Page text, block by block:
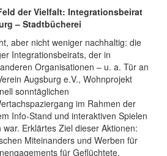
der Vielfalt: Integrationsbeirat
– Stadtbücherei
aber nicht weniger nachhaltig: die
Integrationsbeirats, der in
Organisationen – u. a. Tür an
Augsburg e.V., Wohnprojekt
sonntäglichen
im Rahmen der
Info-Stand und interaktiven Spielen
Erklärtes Ziel dieser Aktionen:
Miteinanders und Werben für
für Geflüchtete.